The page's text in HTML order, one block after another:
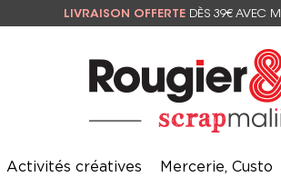
LIVRAISON OFFERTE DÈS 39€ AVEC
Activités créatives Mercerie, Custo